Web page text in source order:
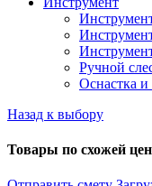
Ручной
Оснастка
Назад к выбору
Товары по схожей